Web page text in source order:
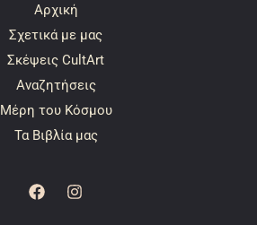
Αρχική
Σχετικά με μας
Σκέψεις CultArt
Αναζητήσεις
Μέρη του Κόσμου
Τα Βιβλία μας